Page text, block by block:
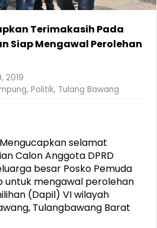
Terimakasih Pada
Siap Mengawal Perolehan
2019
,Politik, Tulang Bawang
selamat
Calon Anggota DPRD
besar Posko Pemuda
untuk mengawal perolehan
(Dapil) VI wilayah
Tulangbawang Barat